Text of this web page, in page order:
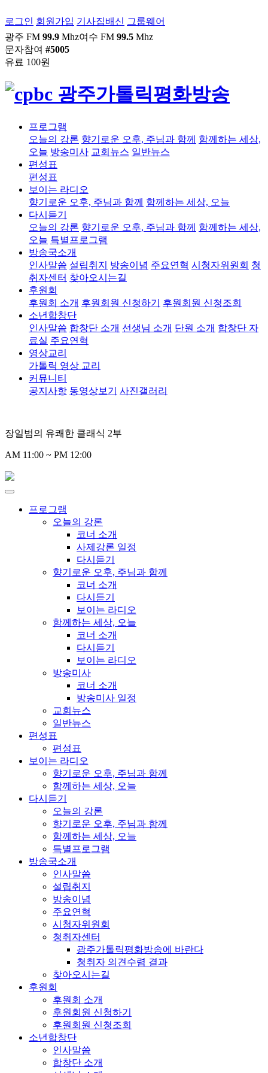
로그인 회원가입 기사집배신 그룹웨어
광주 FM 99.9 Mhz여수 FM 99.5 Mhz
문자참여 #5005
유료 100원
프로그램
오늘의 강론 향기로운 오후, 주님과 함께 함께하는 세상,
오늘 방송미사 교회뉴스 일반뉴스
편성표
편성표
보이는 라디오
향기로운 오후, 주님과 함께 함께하는 세상, 오늘
다시듣기
오늘의 강론 향기로운 오후, 주님과 함께 함께하는 세상,
오늘 특별프로그램
방송국소개
인사말씀 설립취지 방송이념 주요연혁 시청자위원회 청
취자센터 찾아오시는길
후원회
후원회 소개 후원회원 신청하기
후원회원 신청조회
소년합창단
인사말씀 합창단 소개 선생님 소개 단원 소개 합창단 자
료실 주요연혁
영상교리
가톨릭 영상 교리
커뮤니티
공지사항 동영상보기 사진갤러리
장일범의 유쾌한 클래식 2부
AM 11:00 ~ PM 12:00
프로그램
오늘의 강론
코너 소개
사제강론 일정
다시듣기
향기로운 오후, 주님과 함께
코너 소개
다시듣기
보이는 라디오
함께하는 세상, 오늘
코너 소개
다시듣기
보이는 라디오
방송미사
코너 소개
방송미사 일정
교회뉴스
일반뉴스
편성표
편성표
보이는 라디오
향기로운 오후, 주님과 함께
함께하는 세상, 오늘
다시듣기
오늘의 강론
향기로운 오후, 주님과 함께
함께하는 세상, 오늘
특별프로그램
방송국소개
인사말씀
설립취지
방송이념
주요연혁
시청자위원회
청취자센터
광주가톨릭평화방송에 바란다
청취자 의견수렴 결과
찾아오시는길
후원회
후원회 소개
후원회원 신청하기
후원회원 신청조회
소년합창단
인사말씀
합창단 소개